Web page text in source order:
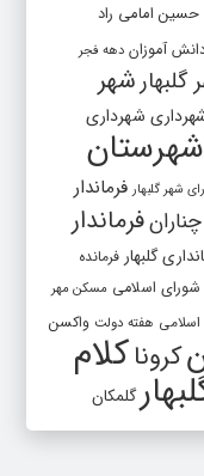
حسین امامی راد
آموزان دهه فجر
شهر
شهرداری
شهرستان
شهر گلبهار فرماندار
فرماندار
گلبهار فرمانده
اسلامی مسکن مهر
هفته دولت واکسن
کروناکلام
گلمکان